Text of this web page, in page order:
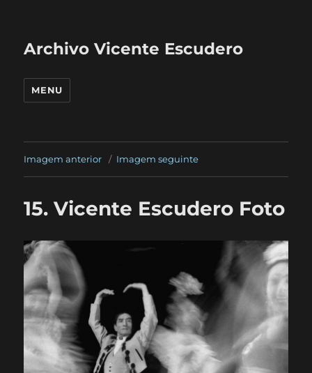
Archivo Vicente Escudero
MENU
Imagem anterior Imagem seguinte
15. Vicente Escudero Foto